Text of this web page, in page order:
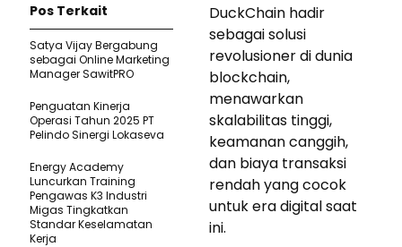
DuckChain hadir
sebagai solusi
revolusioner di dunia
blockchain,
menawarkan
skalabilitas tinggi,
keamanan canggih,
dan biaya transaksi
rendah yang cocok
untuk era digital saat
ini.
Pos Terkait
Satya Vijay Bergabung
sebagai Online Marketing
Manager SawitPRO
Penguatan Kinerja
Operasi Tahun 2025 PT
Pelindo Sinergi Lokaseva
Energy Academy
Luncurkan Training
Pengawas K3 Industri
Migas Tingkatkan
Standar Keselamatan
Kerja